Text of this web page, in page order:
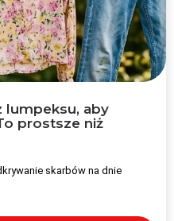
lumpeksu, aby
prostsze niż
skarbów na dnie